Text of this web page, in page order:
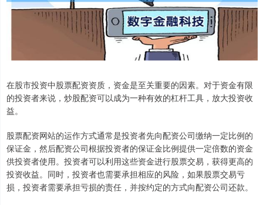
在股市投资中股票配资资质，资金是至关重要的因素。对于资金有限
的投资者来说，炒股配资可以成为一种有效的杠杆工具，放大投资收
益。
股票配资网站的运作方式通常是投资者先向配资公司缴纳一定比例的
保证金，然后配资公司根据投资者的保证金比例提供一定倍数的资金
供投资者使用。投资者可以利用这些资金进行股票交易，获得更高的
投资收益。同时，投资者也需要承担相应的风险，如果股票交易亏
损，投资者需要承担亏损的责任，并按约定的方式向配资公司还款。